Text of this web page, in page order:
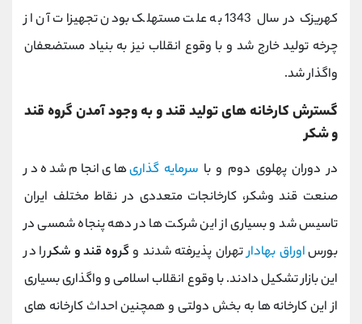
کهریزک در سال 1343 به علت مستهلک بودن تجهیزات آن از
چرخه تولید خارج شد و با وقوع انقلاب نیز به بنیاد مستضعفان
واگذار شد.
گسترش کارخانه های تولید قند و به وجود آمدن گروه قند
و شکر
در دوران پهلوی دوم و با سرمایه گذاریهای انجام شده در
صنعت قند وشکر، کارخانجات متعددی در نقاط مختلف ایران
تاسیس شد و بسیاری از این شرکت ها در دهه پنجاه شمسی در
بورساوراق بهادارتهران پذیرفته شدند وگروه قند و شکررا در
این بازار تشکیل دادند. با وقوع انقلاب اسلامی و واگذاری بسیاری
از این کارخانه ها به بخش دولتی و همچنین احداث کارخانه های